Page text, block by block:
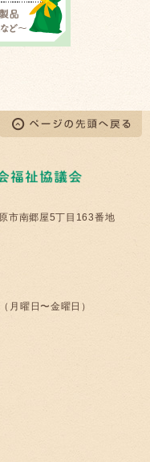
市南郷屋5丁目163番地
月曜日〜金曜日）